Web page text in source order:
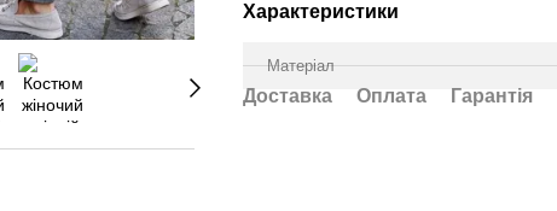
Характеристики
Матеріал
Доставка Оплата Гарантія